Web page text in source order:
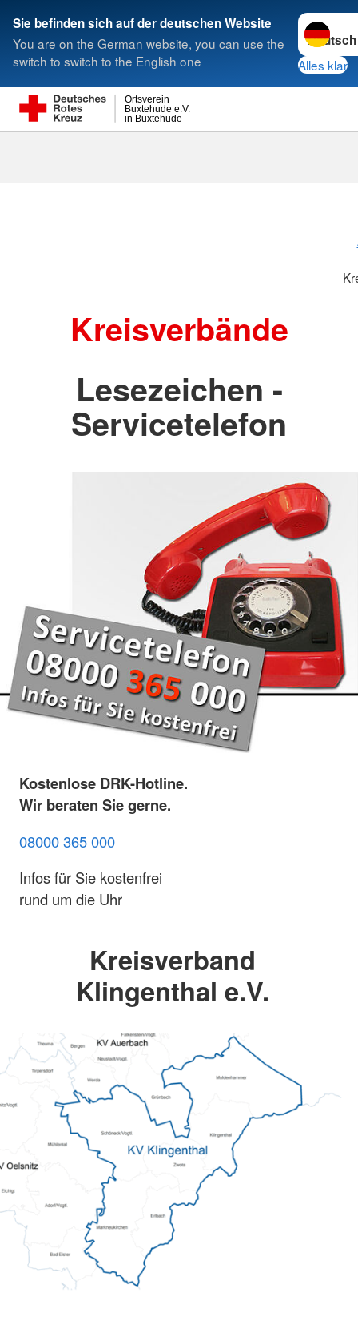
Sie befinden sich auf der deutschen Website
You are on the German website, you can use the
switch to switch to the English one
Sprache
Alles klar
in Buxtehude
Buxtehude e.V.
Ortsverein
Suche
Kreisverbände
Lesezeichen -
Servicetelefon
Kostenlose DRK-Hotline.
Wir beraten Sie gerne.
08000 365 000
Infos für Sie kostenfrei
rund um die Uhr
Kreisverband
Klingenthal e.V.